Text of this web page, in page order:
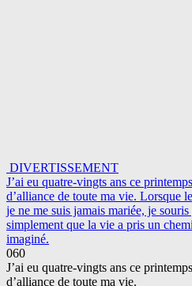
DIVERTISSEMENT
J’ai eu quatre-vingts ans ce
d’alliance de toute ma vie. Lorsque
je ne me suis jamais mariée, je
simplement que la vie a pris un
imaginé.
060
J’ai eu quatre-vingts ans ce
d’alliance de toute ma vie.